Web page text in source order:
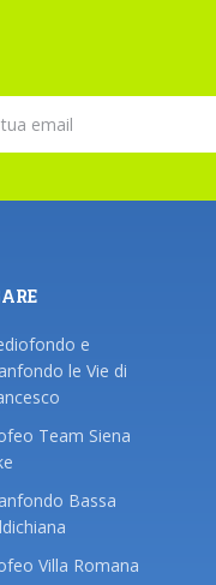
e
le Vie di
Team Siena
Bassa
Villa Romana